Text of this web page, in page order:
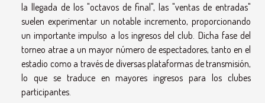
la llegada de los "octavos de final", las "ventas de entradas"
suelen experimentar un notable incremento, proporcionando
un importante impulso a los ingresos del club. Dicha fase del
torneo atrae a un mayor número de espectadores, tanto en el
estadio como a través de diversas plataformas de transmisión,
lo que se traduce en mayores ingresos para los clubes
participantes.